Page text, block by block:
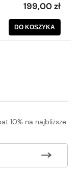
199,00 zł
DO KOSZYKA
10% na najbliższe